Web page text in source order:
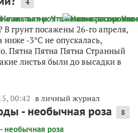
В грунт посажены 26-го апреля,
ниже -3°С не опускалась,
Пятна Пятна Пятна Странный
листья были до высадки в
00:42 в личный журнал
- необычная роза 8